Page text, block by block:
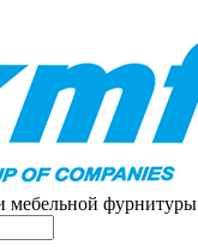
мебельной фурнитуры